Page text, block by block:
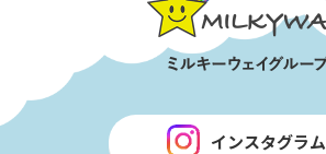
インスタグラム